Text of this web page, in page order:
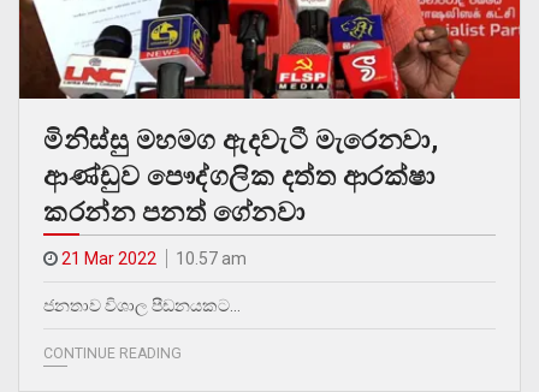
මිනිස්සු මහමග ඇදවැටී මැරෙනවා,
ආණ්ඩුව පෞද්ගලික දත්ත ආරක්ෂා
කරන්න පනත් ගේනවා
21 Mar 2022 10.57 am
ජනතාව විශාල පීඩනයකට…
CONTINUE READING